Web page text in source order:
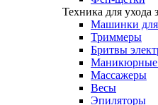
Техника для ухода
Машинки
Триммеры
Бритвы
Маникюрные
Массажеры
Весы
Эпиляторы